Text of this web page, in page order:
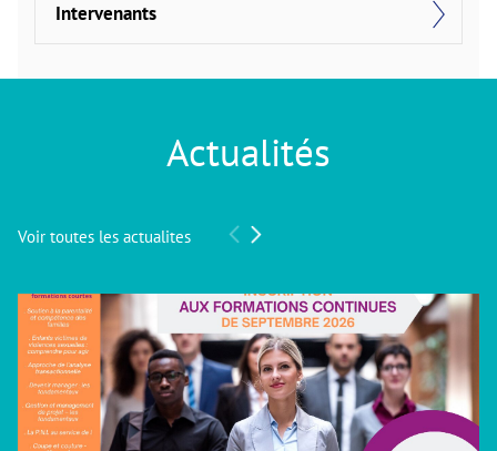
Intervenants
Actualités
Voir toutes les actualites